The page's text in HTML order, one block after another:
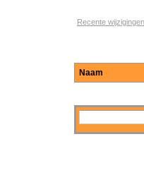
Opties voor het
Recente wijzigingen
Naam